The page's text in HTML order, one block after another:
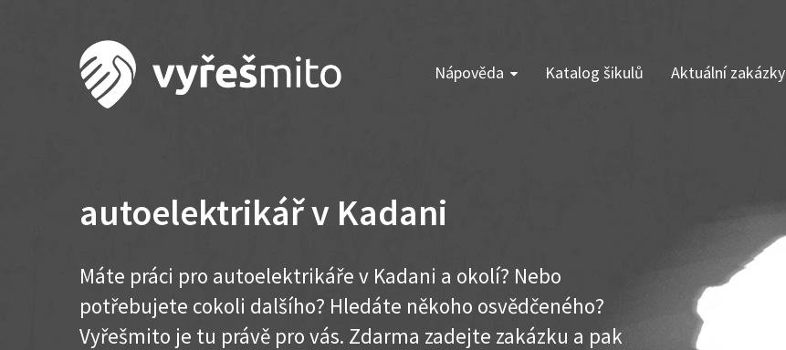
Nápověda Katalog šikulů Aktuální zakázky
autoelektrikář v Kadani
Máte práci pro autoelektrikáře v Kadani a okolí? Nebo
potřebujete cokoli dalšího? Hledáte někoho osvědčeného?
Vyřešmito je tu právě pro vás. Zdarma zadejte zakázku a pak